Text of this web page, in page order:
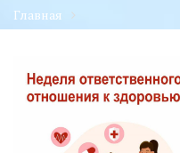
Главная